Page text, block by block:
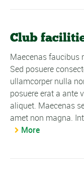
Club
Maecenas faucibus
Sed posuere
ullamcorper nulla
posuere erat a ante
aliquet. Maecenas
amet non magna.
More